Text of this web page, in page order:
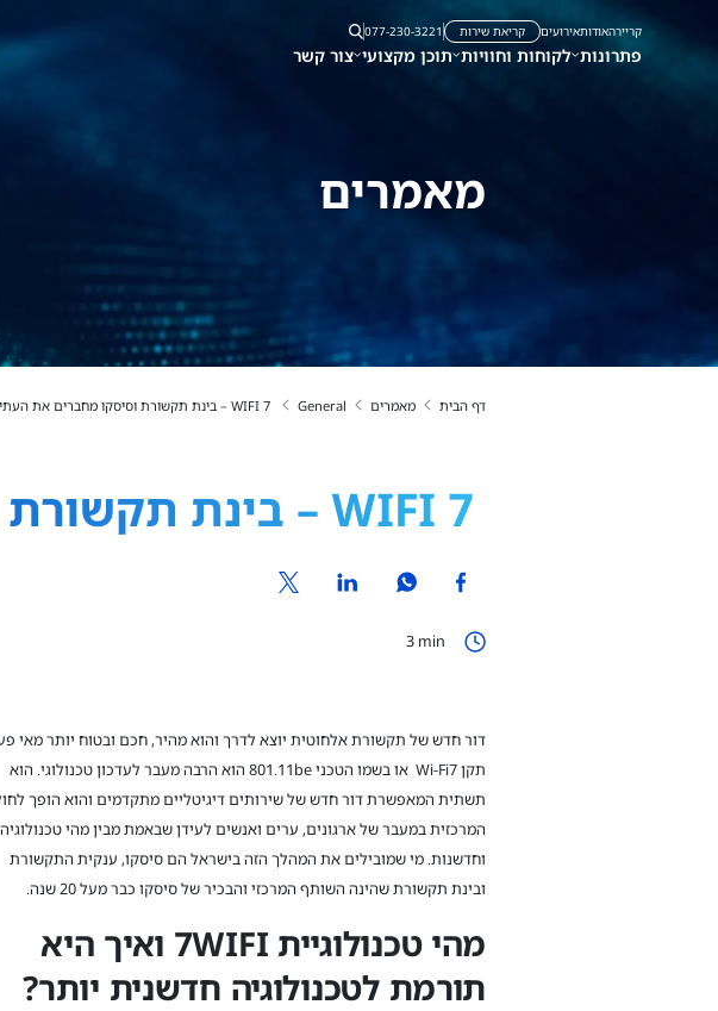
קריירהאודותאירועים קריאת שירות 077-230-3221
פתרונות לקוחות וחוויות תוכן מקצועי צור קשר
מאמרים
דף הבית מאמרים General
3 min
דור חדש של תקשורת אלחוטית יוצא לדרך והוא מהיר, חכם ובטוח יותר מאי
תקן Wi-Fi7 או בשמו הטכני 801.11be הוא הרבה מעבר לעדכון טכנולוגי. הוא
תשתית המאפשרת דור חדש של שירותים דיגיטליים מתקדמים והוא הופך
המרכזית במעבר של ארגונים, ערים ואנשים לעידן שבאמת מבין מהי טכנולוגיה
וחדשנות. מי שמובילים את המהלך הזה בישראל הם סיסקו, ענקית התקשורת
ובינת תקשורת שהינה השותף המרכזי והבכיר של סיסקו כבר מעל 20 שנה.
מהי טכנולוגיית 7 WIFI
ואיך היא
תורמת לטכנולוגיה חדשנית יותר?